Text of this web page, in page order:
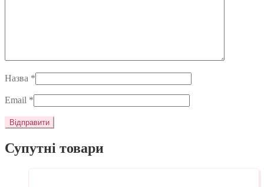
Назва *
Email *
Супутні товари